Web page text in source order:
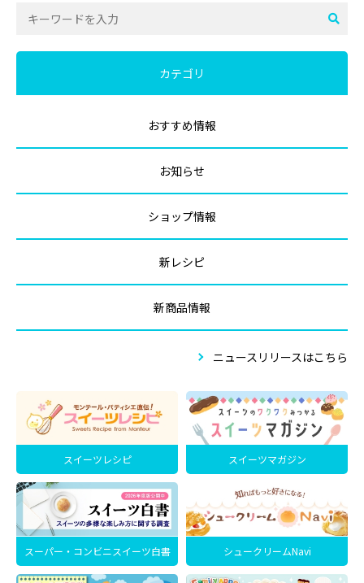
カテゴリ
おすすめ情報
お知らせ
ショップ情報
新レシピ
新商品情報
ニュースリリースはこちら
スイーツレシピ スイーツマガジン
スーパー・コンビニスイーツ白書 シュークリームNavi